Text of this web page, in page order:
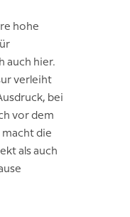
hohe
auch hier.
verleiht
bei
vor dem
macht die
als auch